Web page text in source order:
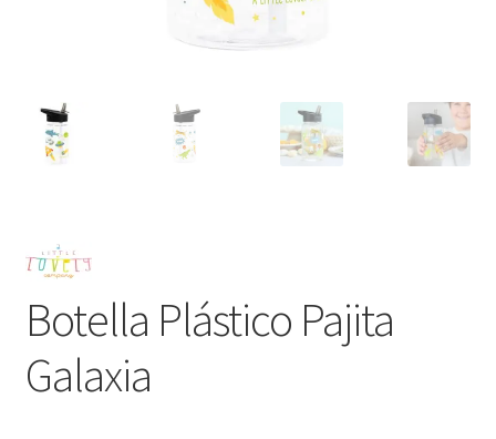
Botella Plástico Pajita
Galaxia